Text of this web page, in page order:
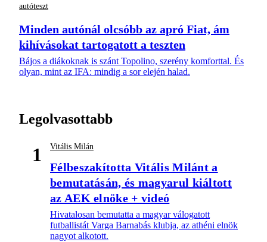
autóteszt
Minden autónál olcsóbb az apró Fiat, ám
kihívásokat tartogatott a teszten
Bájos a diákoknak is szánt Topolino, szerény komforttal. És
olyan, mint az IFA: mindig a sor elején halad.
Legolvasottabb
1 Vitális Milán
Félbeszakította Vitális Milánt a
bemutatásán, és magyarul kiáltott
az AEK elnöke + videó
Hivatalosan bemutatta a magyar válogatott
futballistát Varga Barnabás klubja, az athéni elnök
nagyot alkotott.